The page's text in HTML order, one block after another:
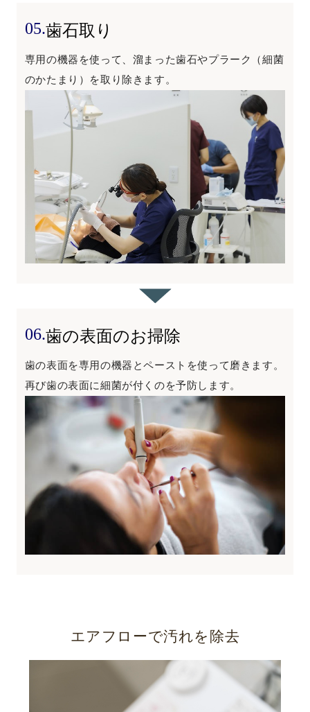
05.歯石取り
専用の機器を使って、溜まった歯石やプラーク（細菌
のかたまり）を取り除きます。
06.歯の表面のお掃除
歯の表面を専用の機器とペーストを使って磨きます。
再び歯の表面に細菌が付くのを予防します。
エアフローで汚れを除去